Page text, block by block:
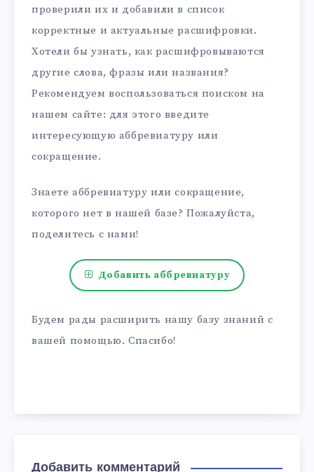
проверили их и добавили в список
корректные и актуальные расшифровки.
Хотели бы узнать, как расшифровываются
другие слова, фразы или названия?
Рекомендуем воспользоваться поиском на
нашем сайте: для этого введите
интересующую аббревиатуру или
сокращение.
Знаете аббревиатуру или сокращение,
которого нет в нашей базе? Пожалуйста,
поделитесь с нами!
Добавить аббревиатуру
Будем рады расширить нашу базу знаний с
вашей помощью. Спасибо!
Добавить комментарий